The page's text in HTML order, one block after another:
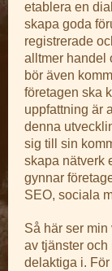
etablera en
skapa goda
registrerade
alltmer handel
bör även
företagen ska
uppfattning är
denna
sig till sin
skapa nätverk
gynnar
SEO, sociala
Så här ser
av tjänster och
delaktiga i.